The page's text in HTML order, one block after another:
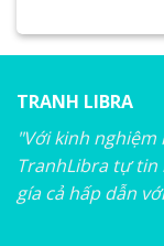
TRANH LIBRA
"Với kinh
TranhLibra tự tin
gía cả hấp dẫn